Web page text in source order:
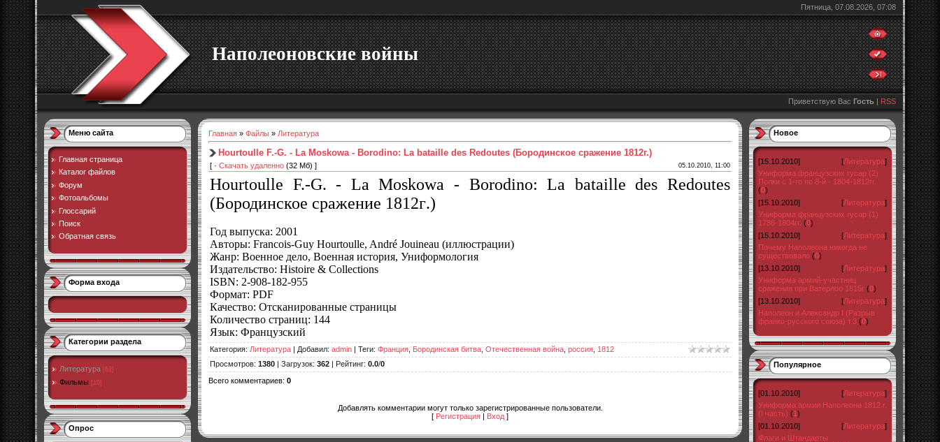
Пятница, 07.08.2026, 07:08
Наполеоновские войны
Приветствую Вас Гость | RSS
Меню сайта
Главная страница
Каталог файлов
Форум
Фотоальбомы
Глоссарий
Поиск
Обратная связь
Форма входа
Категории раздела
Литература [62]
Фильмы [10]
Опрос
Главная » Файлы » Литература
Hourtoulle F.-G. - La Moskowa - Borodino: La bataille des Redoutes (Бородинское сражение 1812г.)
[ · Скачать удаленно (32 Мб) ] 05.10.2010, 11:00
Hourtoulle F.-G. - La Moskowa - Borodino: La bataille des Redoutes
(Бородинское сражение 1812г.)
Год выпуска: 2001
Авторы: Francois-Guy Hourtoulle, André Jouineau (иллюстрации)
Жанр: Военное дело, Военная история, Униформология
Издательство: Histoire & Collections
ISBN: 2-908-182-955
Формат: PDF
Качество: Отсканированные страницы
Количество страниц: 144
Язык: Французский
Категория: Литература | Добавил: admin | Теги: Франция Бородинская битва Отечественная война россия 1812
Просмотров: 1380 | Загрузок: 362 | Рейтинг: 0.0/0
Всего комментариев: 0
Добавлять комментарии могут только зарегистрированные пользователи.
[ Регистрация | Вход ]
Новое
[15.10.2010] [Литература]
Униформа французских гусар (2)
Полки с 1-го по 8-й - 1804-1812гг.
(0)
[15.10.2010]
[Литература]
Униформа французских гусар (1)
1786-1804гг. (0)
[15.10.2010]
[Литература]
Почему Наполеона никогда не
существовало (0)
[13.10.2010]
[Литература]
Униформа армий-участниц
сражения при Ватерлоо 1815г (0)
[13.10.2010]
[Литература]
Наполеон и Александр I (Разрыв
франко-русского союза) т.3 (0)
Популярное
[01.10.2010] [Литература]
Униформа армии Наполеона 1812 г.
(I часть) (1)
[01.10.2010]
[Литература]
Флаги и Штандарты